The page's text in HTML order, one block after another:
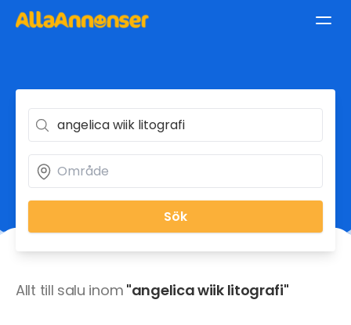
Sök
Allt till salu inom "angelica wiik litografi"